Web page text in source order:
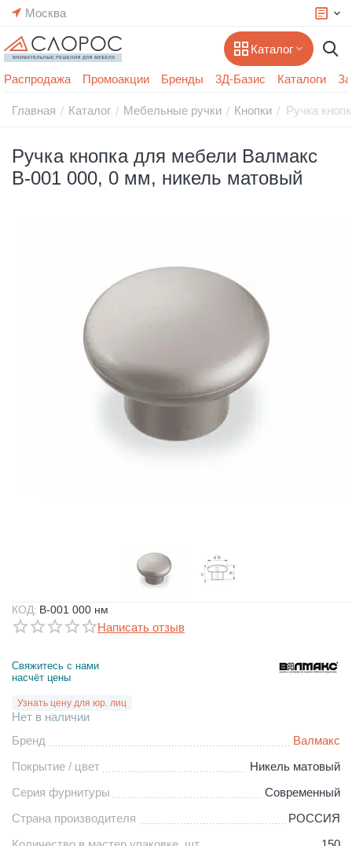
Москва
Каталог
Распродажа Промоакции Бренды 3Д-Базис Каталоги
Главная / Каталог / Мебельные ручки / Кнопки / Ручка
Ручка кнопка для мебели Валмакс
В-001 000, 0 мм, никель матовый
КОД: B-001 000 нм
Написать отзыв
Свяжитесь с нами
насчёт цены
Узнать цену для юр. лиц
Нет в наличии
Бренд
Валмакс
Покрытие / цвет
Никель матовый
Серия фурнитуры
Современный
Страна производителя
РОССИЯ